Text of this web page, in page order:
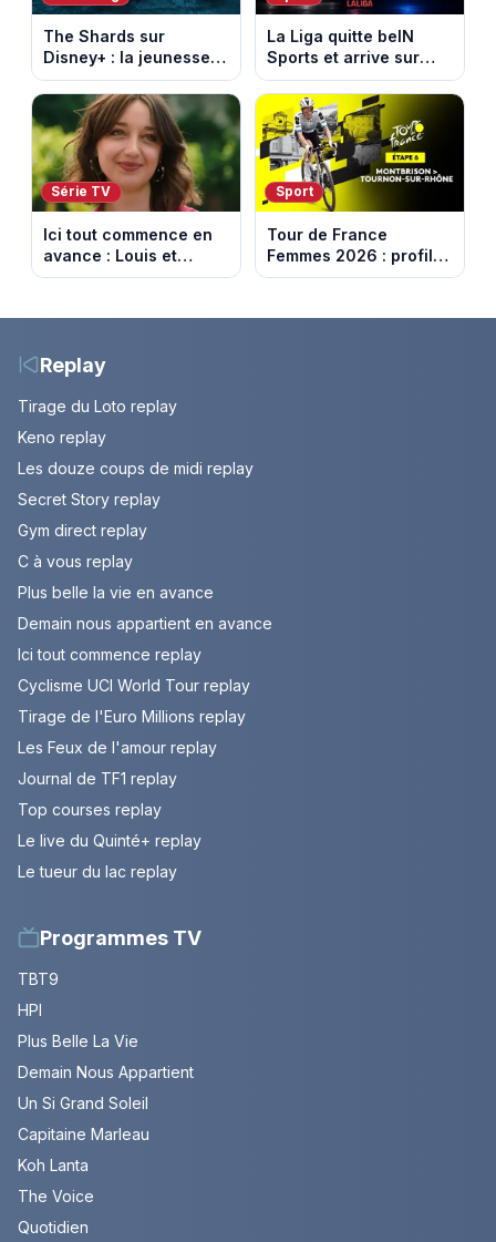
The Shards sur
Disney+ : la jeunesse
dorée de Los Angeles
face à un tueur dans
les années 80
La Liga quitte beIN
Sports et arrive sur
DAZN et Disney+ en
France
Série TV
Ici tout commence en
avance : Louis et
Jasmine enfin en
août 2026 (spoiler)
Sport
Tour de France
Femmes 2026 : profil
et horaires de la 6e
Montbrison et
Replay
Tirage du Loto replay
Keno replay
Les douze coups de midi replay
Secret Story replay
Gym direct replay
C à vous replay
Plus belle la vie en avance
Demain nous appartient en avance
Ici tout commence replay
Cyclisme UCI World Tour replay
Tirage de l'Euro Millions replay
Les Feux de l'amour replay
Journal de TF1 replay
Top courses replay
Le live du Quinté+ replay
Le tueur du lac replay
Programmes TV
TBT9
HPI
Plus Belle La Vie
Demain Nous Appartient
Un Si Grand Soleil
Capitaine Marleau
Koh Lanta
The Voice
Quotidien